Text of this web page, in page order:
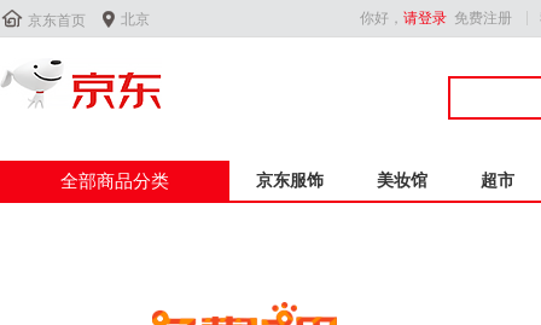
 京东首页  北京 你好， 请登录 免费注册
全部商品分类 京东服饰 美妆馆 超市